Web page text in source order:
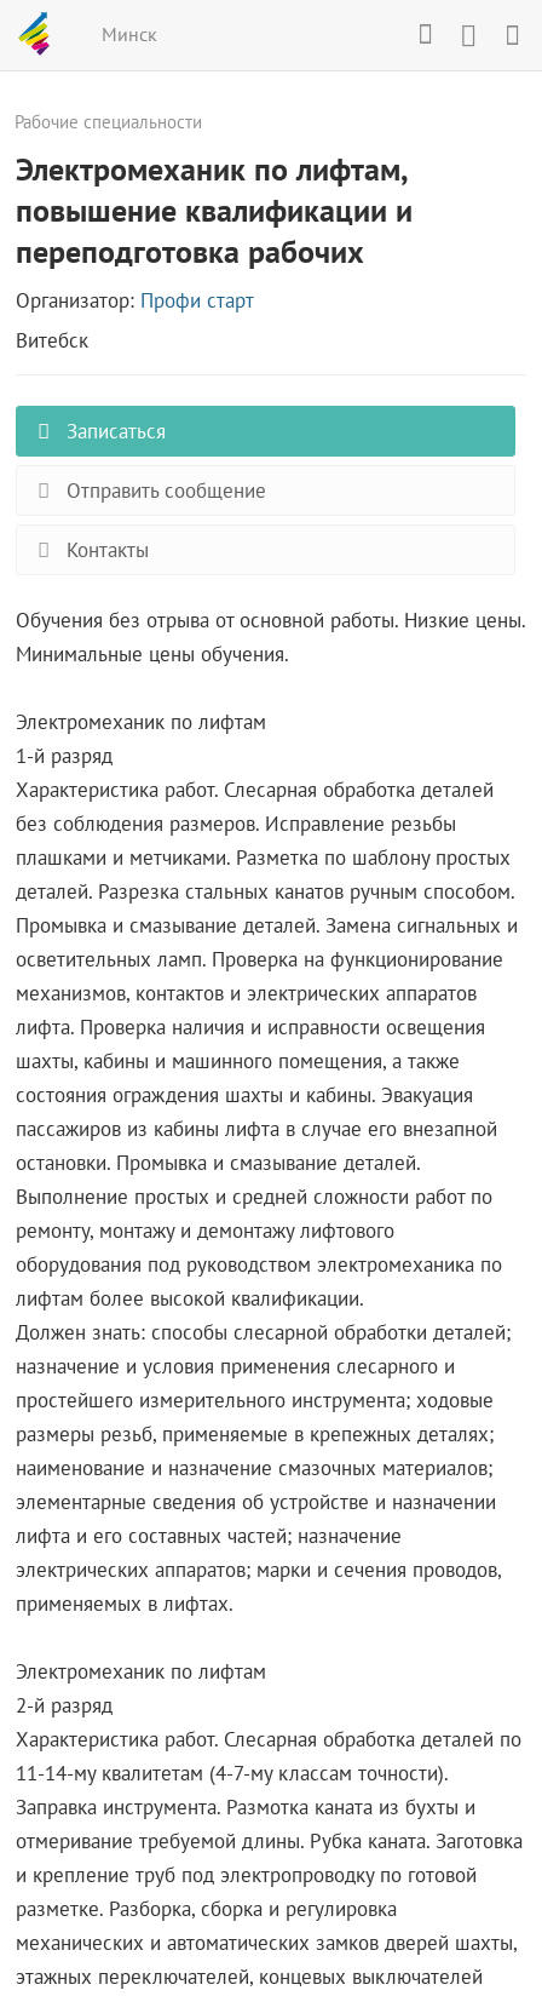
Минск
Рабочие специальности
Электромеханик по лифтам,
повышение квалификации и
переподготовка рабочих
Организатор: Профи старт
Витебск
Записаться
Отправить сообщение
Контакты
Обучения без отрыва от основной работы. Низкие цены.
Минимальные цены обучения.
Электромеханик по лифтам
1-й разряд
Характеристика работ. Слесарная обработка деталей
без соблюдения размеров. Исправление резьбы
плашками и метчиками. Разметка по шаблону простых
деталей. Разрезка стальных канатов ручным способом.
Промывка и смазывание деталей. Замена сигнальных и
осветительных ламп. Проверка на функционирование
механизмов, контактов и электрических аппаратов
лифта. Проверка наличия и исправности освещения
шахты, кабины и машинного помещения, а также
состояния ограждения шахты и кабины. Эвакуация
пассажиров из кабины лифта в случае его внезапной
остановки. Промывка и смазывание деталей.
Выполнение простых и средней сложности работ по
ремонту, монтажу и демонтажу лифтового
оборудования под руководством электромеханика по
лифтам более высокой квалификации.
Должен знать: способы слесарной обработки деталей;
назначение и условия применения слесарного и
простейшего измерительного инструмента; ходовые
размеры резьб, применяемые в крепежных деталях;
наименование и назначение смазочных материалов;
элементарные сведения об устройстве и назначении
лифта и его составных частей; назначение
электрических аппаратов; марки и сечения проводов,
применяемых в лифтах.
Электромеханик по лифтам
2-й разряд
Характеристика работ. Слесарная обработка деталей по
11-14-му квалитетам (4-7-му классам точности).
Заправка инструмента. Размотка каната из бухты и
отмеривание требуемой длины. Рубка каната. Заготовка
и крепление труб под электропроводку по готовой
разметке. Разборка, сборка и регулировка
механических и автоматических замков дверей шахты,
этажных переключателей, концевых выключателей